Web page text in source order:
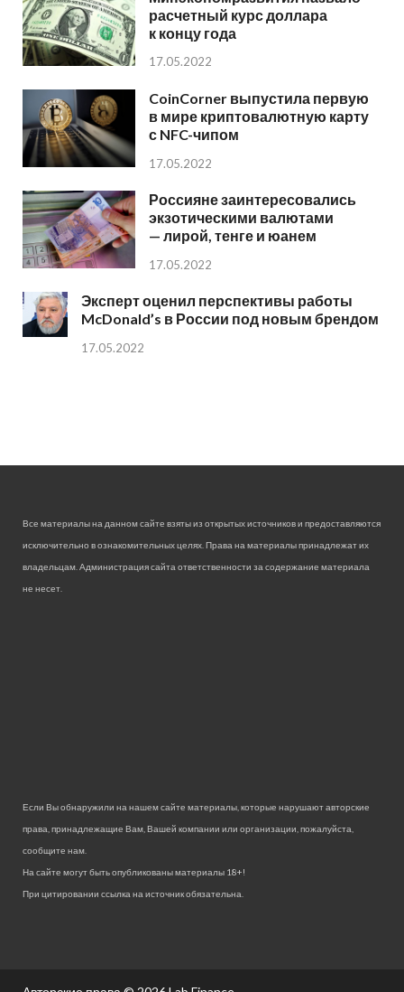
расчетный курс доллара
к концу года
17.05.2022
CoinCorner выпустила первую
в мире криптовалютную карту
с NFC-чипом
17.05.2022
Россияне заинтересовались
экзотическими валютами
— лирой, тенге и юанем
17.05.2022
Эксперт оценил перспективы работы
McDonald’s в России под новым брендом
17.05.2022
Все материалы на данном сайте взяты из открытых источников и предоставляются
исключительно в ознакомительных целях. Права на материалы принадлежат их
владельцам. Администрация сайта ответственности за содержание материала
не несет.
Если Вы обнаружили на нашем сайте материалы, которые нарушают авторские
права, принадлежащие Вам, Вашей компании или организации, пожалуйста,
сообщите нам.
На сайте могут быть опубликованы материалы 18+!
При цитировании ссылка на источник обязательна.